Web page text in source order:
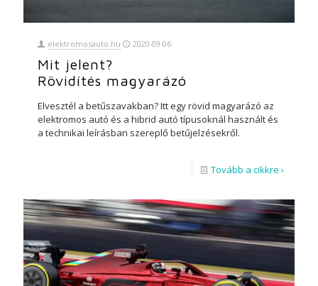
elektromosauto.hu 2020-09-06
Mit jelent?
Rövidítés magyarázó
Elvesztél a betűszavakban? Itt egy rövid magyarázó az
elektromos autó és a hibrid autó típusoknál használt és
a technikai leírásban szereplő betűjelzésekről.
Tovább a cikkre ›